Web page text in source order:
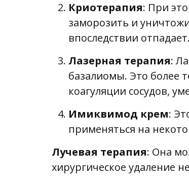
Криотерапия: При
заморозить и
впоследствии отпадает.
Лазерная терапия:
базалиомы. Это более
коагуляции сосудов,
Имиквимод крем:
применяться на
Лучевая терапия: Она
хирургическое удаление